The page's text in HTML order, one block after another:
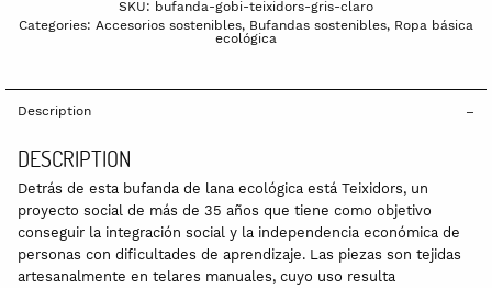
SKU: bufanda-gobi-teixidors-gris-claro
Categories: Accesorios sostenibles, Bufandas sostenibles, Ropa básica
ecológica
Description
DESCRIPTION
Detrás de esta bufanda de lana ecológica está Teixidors, un
proyecto social de más de 35 años que tiene como objetivo
conseguir la integración social y la independencia económica de
personas con dificultades de aprendizaje. Las piezas son tejidas
artesanalmente en telares manuales, cuyo uso resulta